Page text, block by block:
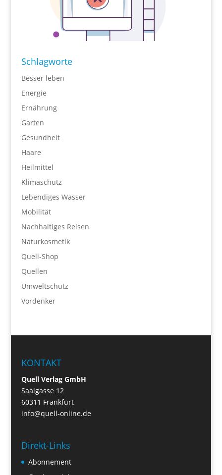
Schlagworte
Besser leben
Energie
Ernährung
Garten
Gesundheit
Haare
Heilmittel
Klimaschutz
Lebendiges Wasser
Mobilität
Nachhaltiges Reisen
Naturkosmetik
Quell-Shop
Quellen
Umweltschutz
Vordenker
KONTAKT
Quell Verlag GmbH
Saalgasse 12
60311 Frankfurt
info@quell-online.de
Direkt-Links
Abonnement